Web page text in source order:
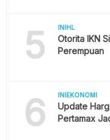
5 INIHL
Otorita IKN
Perempuan
6 INIEKONOMI
Update
Pertamax